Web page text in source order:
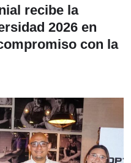
recibe la
2026 en
con la